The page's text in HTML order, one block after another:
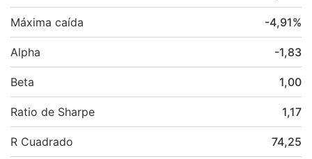
Máxima caída -4,91%
Alpha -1,83
Beta 1,00
Ratio de Sharpe 1,17
R Cuadrado 74,25